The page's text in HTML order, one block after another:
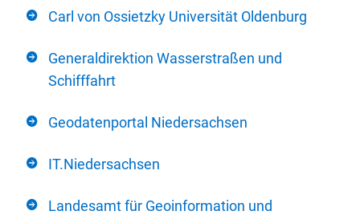
Carl von Ossietzky Universität Oldenburg
Generaldirektion Wasserstraßen und
Schifffahrt
Geodatenportal Niedersachsen
IT.Niedersachsen
Landesamt für Geoinformation und